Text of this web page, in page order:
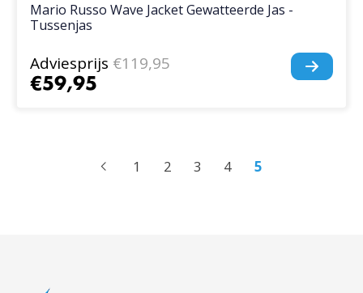
Mario Russo Wave Jacket Gewatteerde Jas -
Tussenjas
Adviesprijs €119,95
€59,95
1 2 3 4 5